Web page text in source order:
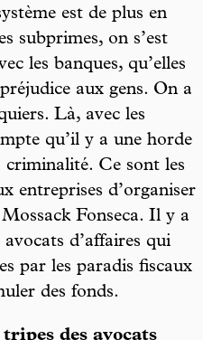
est de plus en
subprimes, on s’est
les banques, qu’elles
aux gens. On a
Là, avec les
qu’il y a une horde
criminalité. Ce sont les
entreprises d’organiser
Fonseca. Il y a
d’affaires qui
par les paradis fiscaux
des fonds.